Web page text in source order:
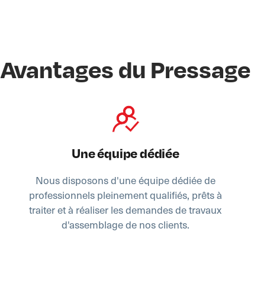
Avantages du Pressage
Une équipe dédiée
Nous disposons d'une équipe dédiée de
professionnels pleinement qualifiés, prêts à
traiter et à réaliser les demandes de travaux
d'assemblage de nos clients.